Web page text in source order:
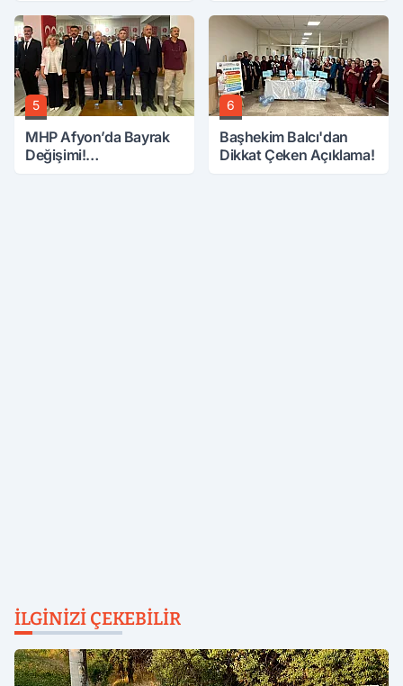
5
MHP Afyon’da Bayrak
Değişimi!
6
Başhekim Balcı'dan
Dikkat Çeken Açıklama!
İLGINIZI ÇEKEBILIR